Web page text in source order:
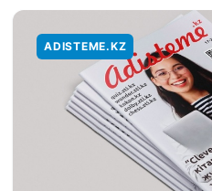
ADISTEME.KZ